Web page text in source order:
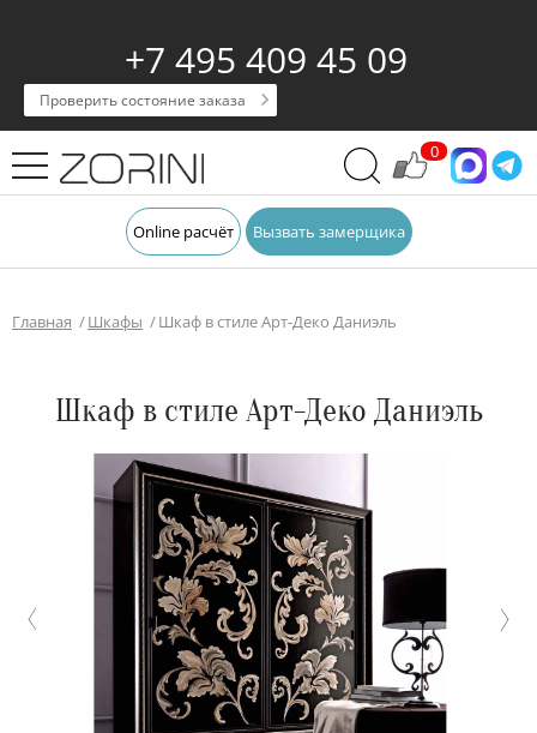
+7 495 409 45 09
Проверить состояние заказа
0
Online расчёт Вызвать замерщика
Главная Шкафы Шкаф в стиле Арт-Деко Даниэль
Шкаф в стиле Арт-Деко Даниэль